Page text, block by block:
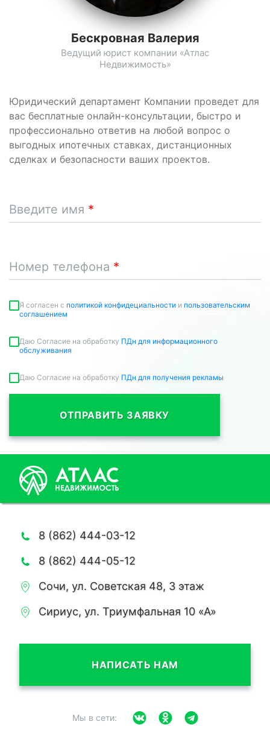
Юридический департамент Компании проведет для
вас бесплатные онлайн-консультации, быстро и
профессионально ответив на любой вопрос о
выгодных ипотечных ставках, дистанционных
сделках и безопасности ваших проектов.
Введите имя
Номер телефона
Я согласен c политикой конфидециальности и пользовательским
соглашением
Даю Согласие на обработку ПДн для информационного
обслуживания
Даю Согласие на обработку ПДн для получения рекламы
ОТПРАВИТЬ ЗАЯВКУ
Бескровная Валерия
Ведущий юрист компании «Атлас
Недвижимость»
8 (862) 444-03-12
8 (862) 444-05-12
Сочи, ул. Советская 48, 3 этаж
Сириус, ул. Триумфальная 10 «А»
НАПИСАТЬ НАМ
Мы в сети: